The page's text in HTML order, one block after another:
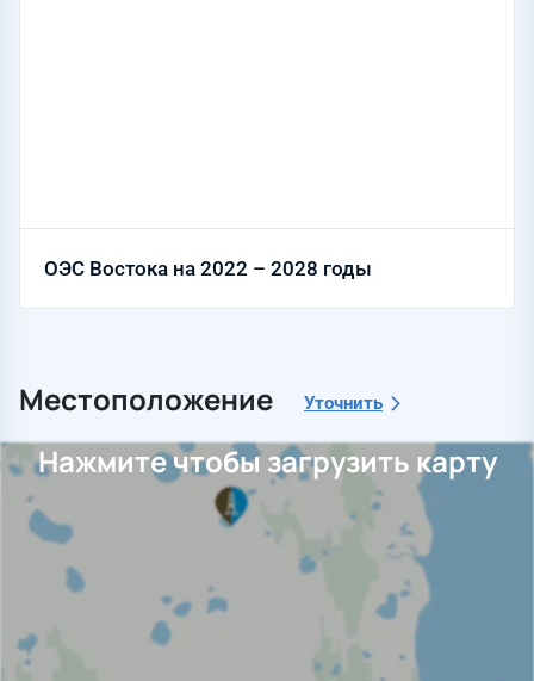
ОЭС Востока на 2022 – 2028 годы
Местоположение Уточнить
Нажмите чтобы загрузить карту